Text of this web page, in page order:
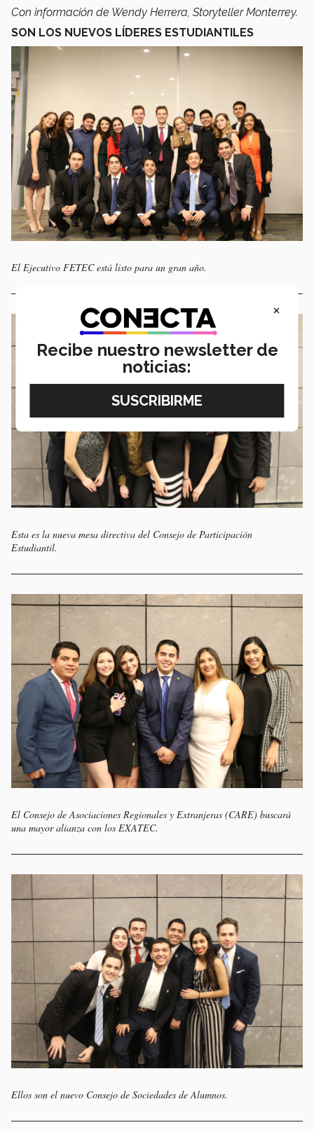
Con información de Wendy Herrera, Storyteller Monterrey.
SON LOS NUEVOS LÍDERES ESTUDIANTILES
El Ejecutivo FETEC está listo para un gran año.
Esta es la nueva mesa directiva del Consejo de Participación
Estudiantil.
El Consejo de Asociaciones Regionales y Extranjeras (CARE) buscará
una mayor alianza con los EXATEC.
Ellos son el nuevo Consejo de Sociedades de Alumnos.
×
Recibe nuestro newsletter de
noticias: